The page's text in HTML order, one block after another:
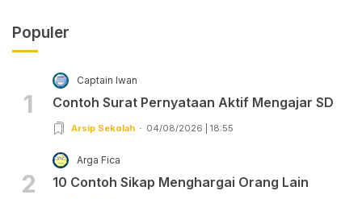
Populer
1
Captain Iwan
Contoh Surat Pernyataan Aktif Mengajar SD
Arsip Sekolah 04/08/2026 | 18:55
2
Arga Fica
10 Contoh Sikap Menghargai Orang Lain